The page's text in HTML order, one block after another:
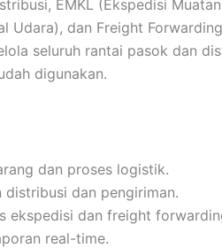
EMKL (Ekspedisi
Udara), dan Freight
seluruh rantai pasok dan
digunakan.
dan proses logistik.
distribusi dan pengiriman.
ekspedisi dan freight
real-time.